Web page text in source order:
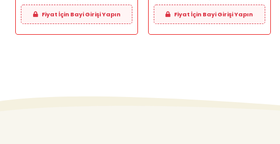
Fiyat İçin Bayi Girişi Yapın Fiyat İçin Bayi Girişi Yapın